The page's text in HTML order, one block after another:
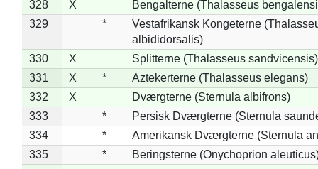
328
X
Bengalterne (Thalasseus
329
*
Vestafrikansk Kongeterne
albididorsalis)
330
X
Splitterne (Thalasseus sandvicensis)
331
X *
Aztekerterne (Thalasseus elegans)
332
X
Dværgterne (Sternula albifrons)
333
*
Persisk Dværgterne (Sternula
334
*
Amerikansk Dværgterne (Sternula
335
*
Beringsterne (Onychoprion